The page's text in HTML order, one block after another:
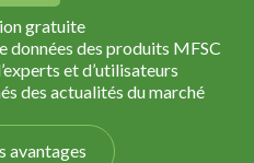
gratuite
données des produits MFSC
et d’utilisateurs
des actualités du marché
avantages